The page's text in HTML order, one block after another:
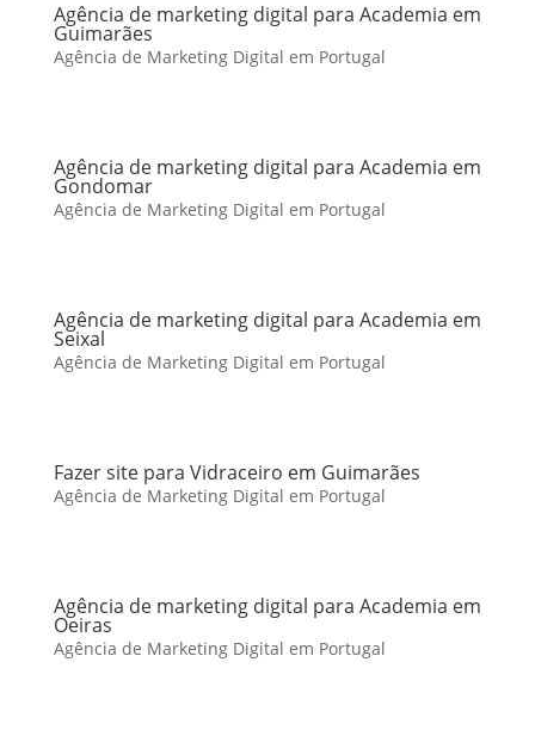
Agência de marketing digital para Academia em
Guimarães
Agência de Marketing Digital em Portugal
Agência de marketing digital para Academia em
Gondomar
Agência de Marketing Digital em Portugal
Agência de marketing digital para Academia em
Seixal
Agência de Marketing Digital em Portugal
Fazer site para Vidraceiro em Guimarães
Agência de Marketing Digital em Portugal
Agência de marketing digital para Academia em
Oeiras
Agência de Marketing Digital em Portugal